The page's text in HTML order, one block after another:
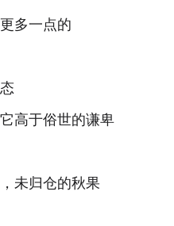
多一点的
高于俗世的谦卑
未归仓的秋果